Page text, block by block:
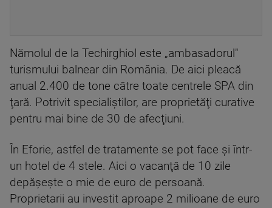
Nămolul de la Techirghiol este „ambasadorul"
turismului balnear din România. De aici pleacă
anual 2.400 de tone către toate centrele SPA din
ţară. Potrivit specialiştilor, are proprietăţi curative
pentru mai bine de 30 de afecţiuni.
În Eforie, astfel de tratamente se pot face şi într-
un hotel de 4 stele. Aici o vacanţă de 10 zile
depăşeşte o mie de euro de persoană.
Proprietarii au investit aproape 2 milioane de euro